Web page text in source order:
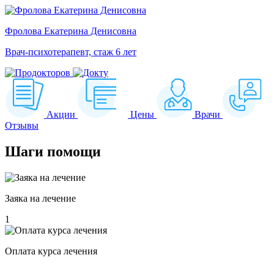
Фролова Екатерина Денисовна
Врач-психотерапевт, стаж 6 лет
Акции Цены
Врачи
Отзывы
Шаги помощи
Заяка на лечение
1
Оплата курса лечения